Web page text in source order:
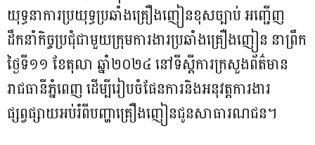
យុទ្ធនាការប្រយុទ្ធប្រឆាំងគ្រឿងញៀនខុសច្បាប់ អញ្ជើញ
ដឹកនាំកិច្ចប្រជុំជាមួយក្រុមការងារប្រឆាំងគ្រឿងញៀន នាព្រឹក
ថ្ងៃទី១១ ខែតុលា ឆ្នាំ២០២៤ នៅទីស្តីការក្រសួងព័ត៌មាន
រាជធានីភ្នំពេញ ដើម្បីរៀបចំផែនការនិងអនុវត្តការងារ
ផ្សព្វផ្សាយអប់រំពីបញ្ហាគ្រឿងញៀនជូនសាធារណជន។